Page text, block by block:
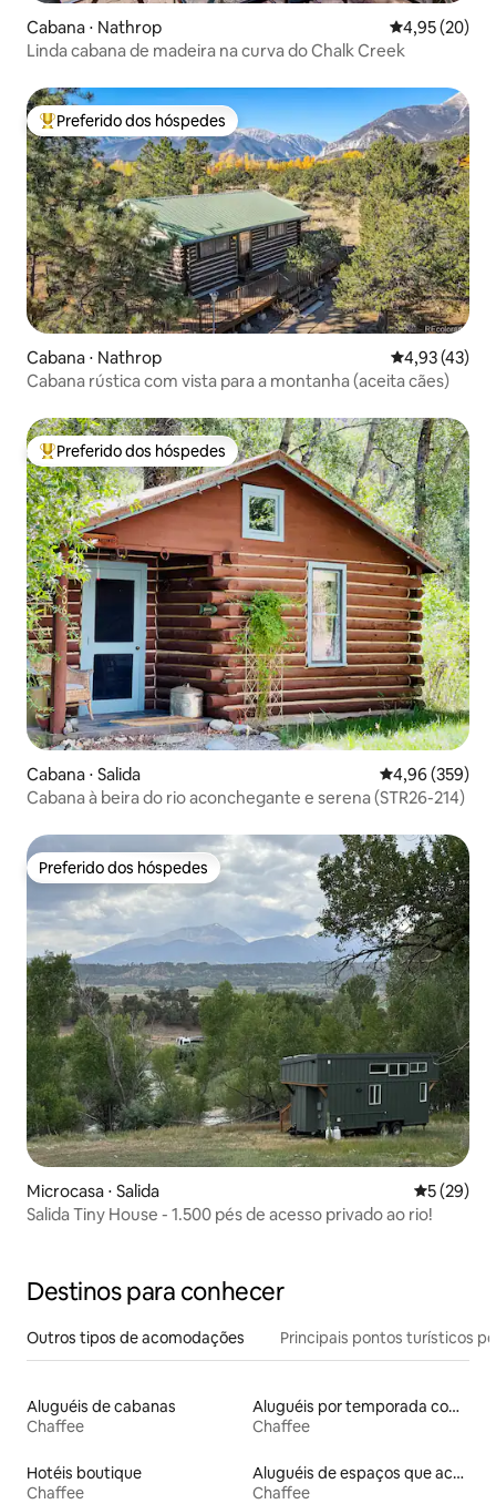
Cabana ⋅ Nathrop 4,95 de uma
4,95 (20)
Linda cabana de madeira na curva do Chalk Creek
Entre os melhores preferidos dos hóspedes
Preferido dos hóspedes
Cabana ⋅ Nathrop 4,93 de uma
4,93 (43)
Cabana rústica com vista para a montanha (aceita cães)
Entre os melhores preferidos dos hóspedes
Preferido dos hóspedes
Cabana ⋅ Salida 4,96 de uma
4,96 (359)
Cabana à beira do rio aconchegante e serena (STR26-214)
Preferido dos hóspedes
Preferido dos hóspedes
Microcasa ⋅ Salida 5 de uma
5 (29)
Salida Tiny House - 1.500 pés de acesso privado ao rio!
Destinos para conhecer
Outros tipos de acomodações Principais pontos turísticos
Aluguéis de cabanas
Chaffee
Aluguéis por temporada com suítes privativas
Chaffee
Hotéis boutique
Chaffee
Aluguéis de espaços que aceitam animais de estimação
Chaffee